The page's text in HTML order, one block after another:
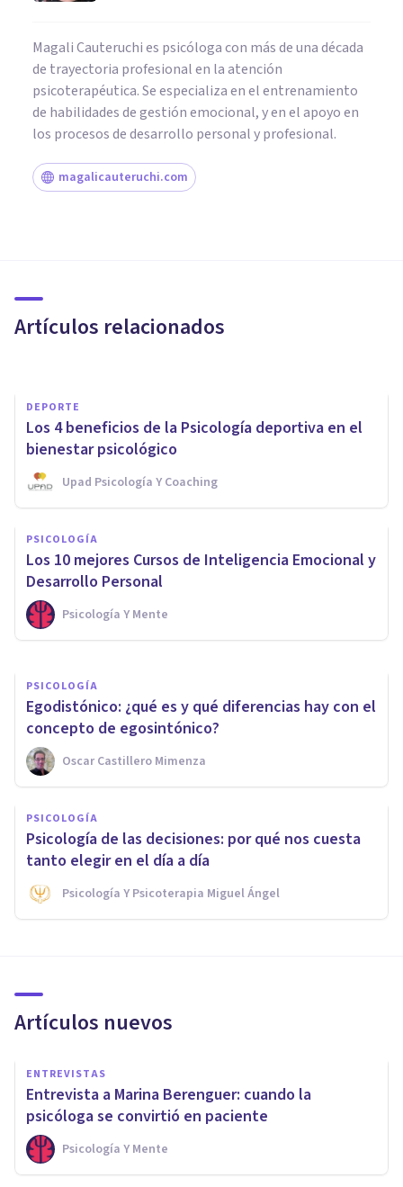
Magali Cauteruchi es psicóloga con más de una década
de trayectoria profesional en la atención
psicoterapéutica. Se especializa en el entrenamiento
de habilidades de gestión emocional, y en el apoyo en
los procesos de desarrollo personal y profesional.
magalicauteruchi.com
Artículos relacionados
por alcanzar el éxito personal»
DEPORTE
Los 4 beneficios de la Psicología deportiva en el
bienestar psicológico
Upad Psicología Y Coaching
PSICOLOGÍA
Los 10 mejores Cursos de Inteligencia Emocional y
Desarrollo Personal
Psicología Y Mente
Introspección: ¿qué es y cómo
se usa en Psicología?
Joaquín Mateu-Mollá
PSICOLOGÍA
Egodistónico: ¿qué es y qué diferencias hay con el
concepto de egosintónico?
Oscar Castillero Mimenza
PSICOLOGÍA
Psicología de las decisiones: por qué nos cuesta
tanto elegir en el día a día
Psicología Y Psicoterapia Miguel Ángel
Artículos nuevos
ENTREVISTAS
Entrevista a Marina Berenguer: cuando la
psicóloga se convirtió en paciente
Psicología Y Mente